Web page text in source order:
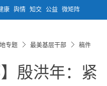
康 舆情 知交 公益 微矩阵
专题 最美基层干部 稿件
殷洪年：紧